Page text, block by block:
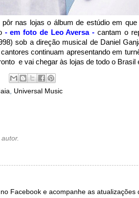
nas lojas o álbum de estúdio em que
- em foto de Leo Aversa - cantam o
sob a direção musical de Daniel
continuam apresentando em
e vai chegar às lojas de todo o Brasil
, Universal Music
Facebook e acompanhe as atualizações